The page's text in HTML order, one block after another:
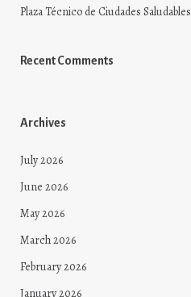
Plaza Técnico de Ciudades Saludables
Recent Comments
Archives
July 2026
June 2026
May 2026
March 2026
February 2026
January 2026